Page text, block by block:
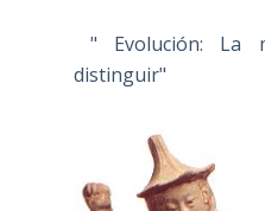
" Evolución: La
distinguir"